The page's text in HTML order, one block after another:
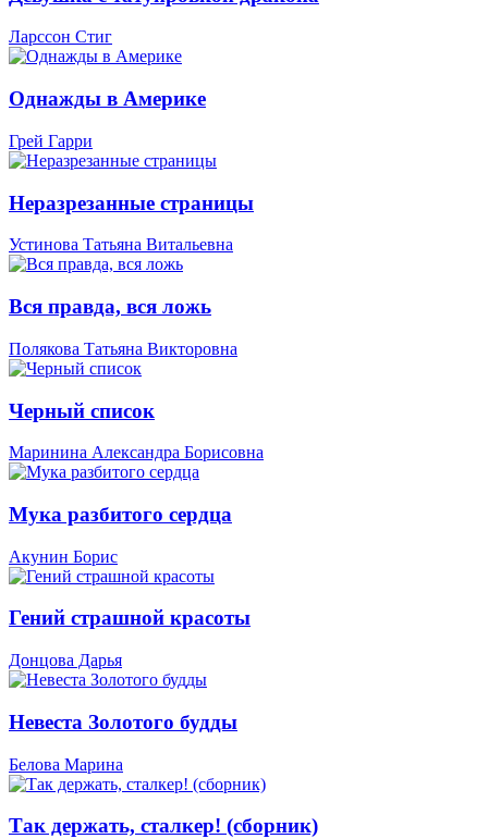
Ларссон Стиг
Однажды в Америке
Грей Гарри
Неразрезанные страницы
Устинова Татьяна Витальевна
Вся правда, вся ложь
Полякова Татьяна Викторовна
Черный список
Маринина Александра Борисовна
Мука разбитого сердца
Акунин Борис
Гений страшной красоты
Донцова Дарья
Невеста Золотого будды
Белова Марина
Так держать, сталкер! (сборник)